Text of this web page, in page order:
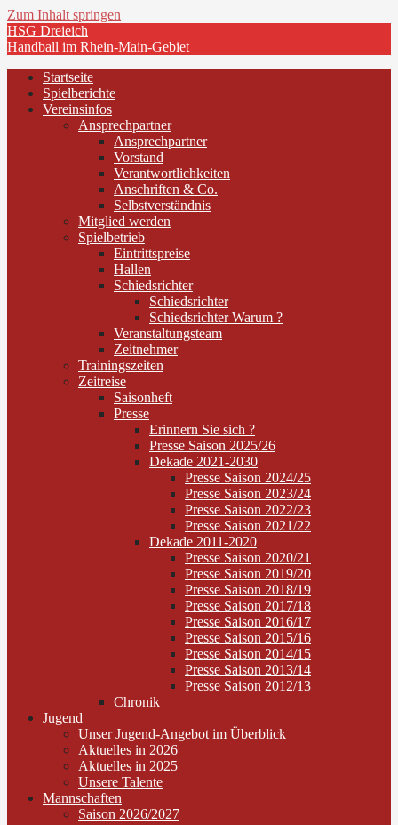
Zum Inhalt springen
HSG Dreieich
Handball im Rhein-Main-Gebiet
Startseite
Spielberichte
Vereinsinfos
Ansprechpartner
Ansprechpartner
Vorstand
Verantwortlichkeiten
Anschriften & Co.
Selbstverständnis
Mitglied werden
Spielbetrieb
Eintrittspreise
Hallen
Schiedsrichter
Schiedsrichter
Schiedsrichter Warum ?
Veranstaltungsteam
Zeitnehmer
Trainingszeiten
Zeitreise
Saisonheft
Presse
Erinnern Sie sich ?
Presse Saison 2025/26
Dekade 2021-2030
Presse Saison 2024/25
Presse Saison 2023/24
Presse Saison 2022/23
Presse Saison 2021/22
Dekade 2011-2020
Presse Saison 2020/21
Presse Saison 2019/20
Presse Saison 2018/19
Presse Saison 2017/18
Presse Saison 2016/17
Presse Saison 2015/16
Presse Saison 2014/15
Presse Saison 2013/14
Presse Saison 2012/13
Chronik
Jugend
Unser Jugend-Angebot im Überblick
Aktuelles in 2026
Aktuelles in 2025
Unsere Talente
Mannschaften
Saison 2026/2027